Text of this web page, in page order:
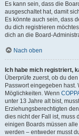
Es kann sein, dass die
ausgeschaltet hat, damit
Es könnte auch sein, dass
du dich registrieren
dich an die Board-
Nach oben
Ich habe mich registriert,
Überprüfe zuerst, ob du
Passwort eingegeben hast.
Möglichkeiten. Wenn
unter 13 Jahre alt bist,
Erziehungsberechtigten
dies nicht der Fall ist, muss
einigen Boards müssen
werden – entweder musst